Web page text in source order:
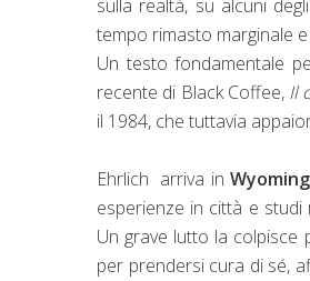
sulla realtà, su alcuni
tempo rimasto marginale e
Un testo fondamentale
recente di Black Coffee, Il
il 1984, che tuttavia
Ehrlich arriva in Wyoming
esperienze in città e
Un grave lutto la colpisce
per prendersi cura di sé,